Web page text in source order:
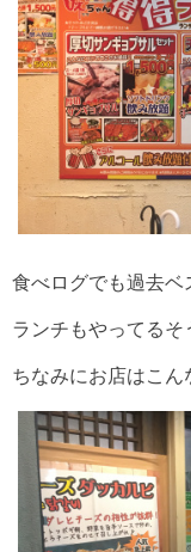
食べログでも過去ベ
ランチもやってるそ
ちなみにお店はこん